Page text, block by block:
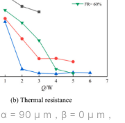
= 90 μ m，β = 0 μ m，